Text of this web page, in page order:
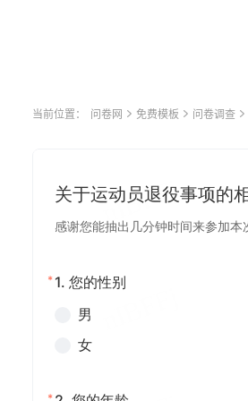
当前位置： 问卷网 免费模板 问卷调查